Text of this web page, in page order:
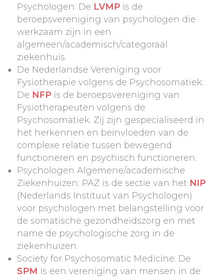
Psychologen: De LVMP is de
beroepsvereniging van psychologen die
werkzaam zijn in een
algemeen/academisch/categoraal
ziekenhuis.
De Nederlandse Vereniging voor
Fysiotherapie volgens de Psychosomatiek:
De NFP is de beroepsvereniging van
Fysiotherapeuten volgens de
Psychosomatiek. Zij zijn gespecialiseerd in
het herkennen en beïnvloeden van de
complexe relatie tussen bewegend
functioneren en psychisch functioneren.
Psychologen Algemene/academische
Ziekenhuizen: PAZ is de sectie van het NIP
(Nederlands Instituut van Psychologen)
voor psychologen met belangstelling voor
de somatische gezondheidszorg en met
name de psychologische zorg in de
ziekenhuizen.
Society for Psychosomatic Medicine: De
SPM is een vereniging van mensen in de